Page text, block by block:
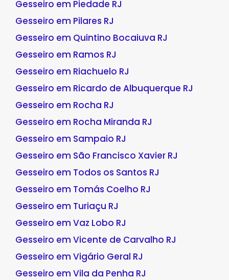
Gesseiro em Piedade RJ
Gesseiro em Pilares RJ
Gesseiro em Quintino Bocaiuva RJ
Gesseiro em Ramos RJ
Gesseiro em Riachuelo RJ
Gesseiro em Ricardo de Albuquerque RJ
Gesseiro em Rocha RJ
Gesseiro em Rocha Miranda RJ
Gesseiro em Sampaio RJ
Gesseiro em São Francisco Xavier RJ
Gesseiro em Todos os Santos RJ
Gesseiro em Tomás Coelho RJ
Gesseiro em Turiaçu RJ
Gesseiro em Vaz Lobo RJ
Gesseiro em Vicente de Carvalho RJ
Gesseiro em Vigário Geral RJ
Gesseiro em Vila da Penha RJ